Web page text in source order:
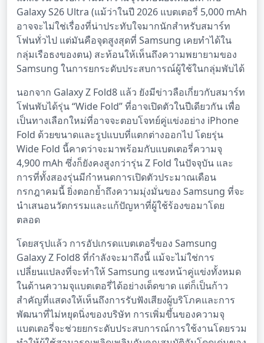
Galaxy S26 Ultra (แม้ว่าในปี 2026 แบตเตอรี่ 5,000 mAh
อาจจะไม่ใช่เรื่องที่น่าประทับใจมากนักสำหรับสมาร์ท
โฟนทั่วไป แต่มันคือจุดสูงสุดที่ Samsung เคยทำได้ใน
กลุ่มเรือธงของตน) สะท้อนให้เห็นถึงความพยายามของ
Samsung ในการยกระดับประสบการณ์ผู้ใช้ในกลุ่มพับได้
นอกจาก Galaxy Z Fold8 แล้ว ยังมีข่าวลือเกี่ยวกับสมาร์ท
โฟนพับได้รุ่น “Wide Fold” ที่อาจเปิดตัวในปีเดียวกัน เพื่อ
เป็นทางเลือกใหม่ที่อาจจะตอบโจทย์คู่แข่งอย่าง iPhone
Fold ด้วยขนาดและรูปแบบที่แตกต่างออกไป โดยรุ่น
Wide Fold นี้คาดว่าจะมาพร้อมกับแบตเตอรี่ความจุ
4,900 mAh ซึ่งก็ยังคงสูงกว่ารุ่น Z Fold ในปัจจุบัน และ
การที่ทั้งสองรุ่นมีกำหนดการเปิดตัวประมาณเดือน
กรกฎาคมนี้ ยิ่งตอกย้ำถึงความมุ่งมั่นของ Samsung ที่จะ
นำเสนอนวัตกรรมและแก้ปัญหาที่ผู้ใช้ร้องขอมาโดย
ตลอด
โดยสรุปแล้ว การอัปเกรดแบตเตอรี่ของ Samsung
Galaxy Z Fold8 ที่กำลังจะมาถึงนี้ แม้จะไม่ใช่การ
เปลี่ยนแปลงที่จะทำให้ Samsung แซงหน้าคู่แข่งทั้งหมด
ในด้านความจุแบตเตอรี่ได้อย่างเด็ดขาด แต่ก็เป็นก้าว
สำคัญที่แสดงให้เห็นถึงการรับฟังเสียงผู้บริโภคและการ
พัฒนาที่ไม่หยุดนิ่งของบริษัท การเพิ่มขึ้นของความจุ
แบตเตอรี่จะช่วยยกระดับประสบการณ์การใช้งานโดยรวม